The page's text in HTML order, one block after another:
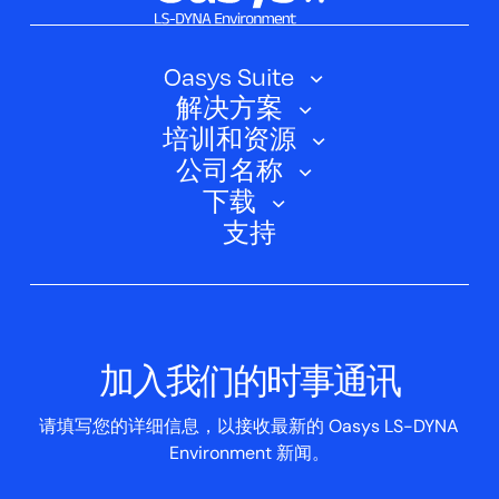
Oasys Suite
Oasys SHELL
Oasys 简介
Oasys D3PLOT
Oasys T/HIS
解决方案
汽车
电动汽车
航空航天
培训和资源
培训课程
网络研讨会
公司名称
关于我们
联系我们
公司新闻
案例研究
下载
Oasys Suite 23.0
支持
加入我们的时事通讯
请填写您的详细信息，以接收最新的 Oasys LS-DYNA
Environment 新闻。